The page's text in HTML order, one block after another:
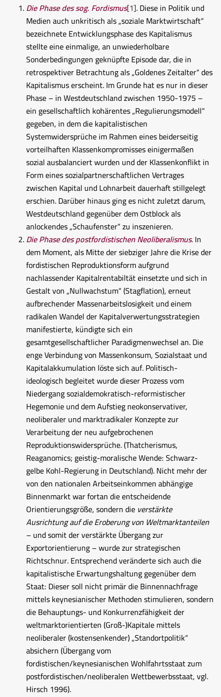
Die Phase des sog. Fordismus[1]. Diese in Politik und
Medien auch unkritisch als „soziale Marktwirtschaft“
bezeichnete Entwicklungsphase des Kapitalismus
stellte eine einmalige, an unwiederholbare
Sonderbedingungen geknüpfte Episode dar, die in
retrospektiver Betrachtung als „Goldenes Zeitalter“ des
Kapitalismus erscheint. Im Grunde hat es nur in dieser
Phase – in Westdeutschland zwischen 1950-1975 –
ein gesellschaftlich kohärentes „Regulierungsmodell“
gegeben, in dem die kapitalistischen
Systemwidersprüche im Rahmen eines beiderseitig
vorteilhaften Klassenkompromisses einigermaßen
sozial ausbalanciert wurden und der Klassenkonflikt in
Form eines sozialpartnerschaftlichen Vertrages
zwischen Kapital und Lohnarbeit dauerhaft stillgelegt
erschien. Darüber hinaus ging es nicht zuletzt darum,
Westdeutschland gegenüber dem Ostblock als
anlockendes „Schaufenster“ zu inszenieren.
Die Phase des postfordistischen Neoliberalismus. In
dem Moment, als Mitte der siebziger Jahre die Krise der
fordistischen Reproduktionsform aufgrund
nachlassender Kapitalrentabiltät einsetzte und sich in
Gestalt von „Nullwachstum“ (Stagflation), erneut
aufbrechender Massenarbeitslosigkeit und einem
radikalen Wandel der Kapitalverwertungsstrategien
manifestierte, kündigte sich ein
gesamtgesellschaftlicher Paradigmenwechsel an. Die
enge Verbindung von Massenkonsum, Sozialstaat und
Kapitalakkumulation löste sich auf. Politisch-
ideologisch begleitet wurde dieser Prozess vom
Niedergang sozialdemokratisch-reformistischer
Hegemonie und dem Aufstieg neokonservativer,
neoliberaler und marktradikaler Konzepte zur
Verarbeitung der neu aufgebrochenen
Reproduktionswidersprüche. (Thatcherismus,
Reaganomics; geistig-moralische Wende: Schwarz-
gelbe Kohl-Regierung in Deutschland). Nicht mehr der
von den nationalen Arbeitseinkommen abhängige
Binnenmarkt war fortan die entscheidende
Orientierungsgröße, sondern die verstärkte
Ausrichtung auf die Eroberung von Weltmarktanteilen
– und somit der verstärkte Übergang zur
Exportorientierung – wurde zur strategischen
Richtschnur. Entsprechend veränderte sich auch die
kapitalistische Erwartungshaltung gegenüber dem
Staat: Dieser soll nicht primär die Binnennachfrage
mittels keynesianischer Methoden stimulieren, sondern
die Behauptungs- und Konkurrenzfähigkeit der
weltmarktorientierten (Groß-)Kapitale mittels
neoliberaler (kostensenkender) „Standortpolitik“
absichern (Übergang vom
fordistischen/keynesianischen Wohlfahrtsstaat zum
postfordistischen/neoliberalen Wettbewerbsstaat, vgl.
Hirsch 1996).